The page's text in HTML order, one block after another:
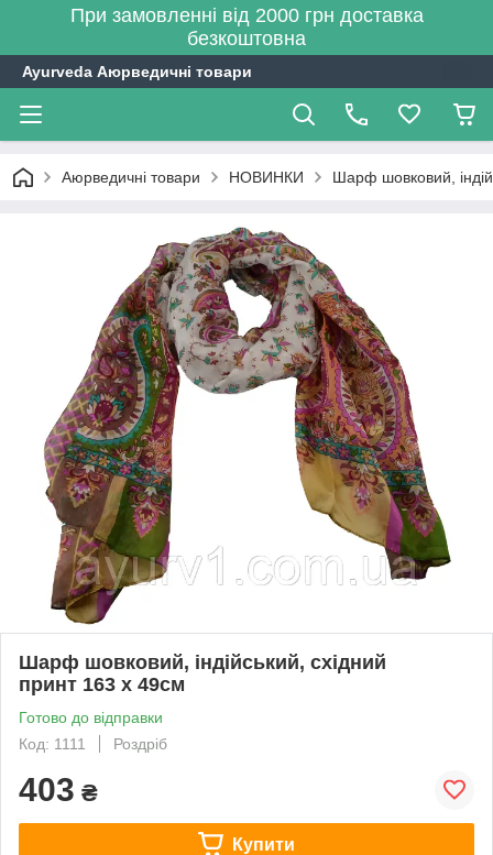
При замовленні від 2000 грн доставка
безкоштовна
Ayurveda Аюрведичні товари
Аюрведичні товари НОВИНКИ Шарф шовковий,
Шарф шовковий, індійський, східний
принт 163 х 49см
Готово до відправки
Код: 1111
Роздріб
403 ₴
Купити